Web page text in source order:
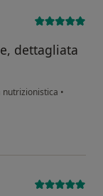
dettagliata
nutrizionistica •